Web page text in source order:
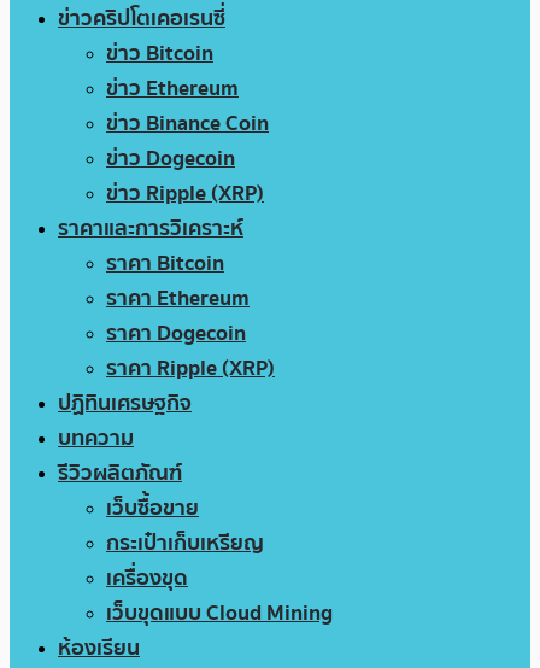
ข่าวคริปโตเคอเรนซี่
ข่าว Bitcoin
ข่าว Ethereum
ข่าว Binance Coin
ข่าว Dogecoin
ข่าว Ripple (XRP)
ราคาและการวิเคราะห์
ราคา Bitcoin
ราคา Ethereum
ราคา Dogecoin
ราคา Ripple (XRP)
ปฏิทินเศรษฐกิจ
บทความ
รีวิวผลิตภัณฑ์
เว็บซื้อขาย
กระเป๋าเก็บเหรียญ
เครื่องขุด
เว็บขุดแบบ Cloud Mining
ห้องเรียน